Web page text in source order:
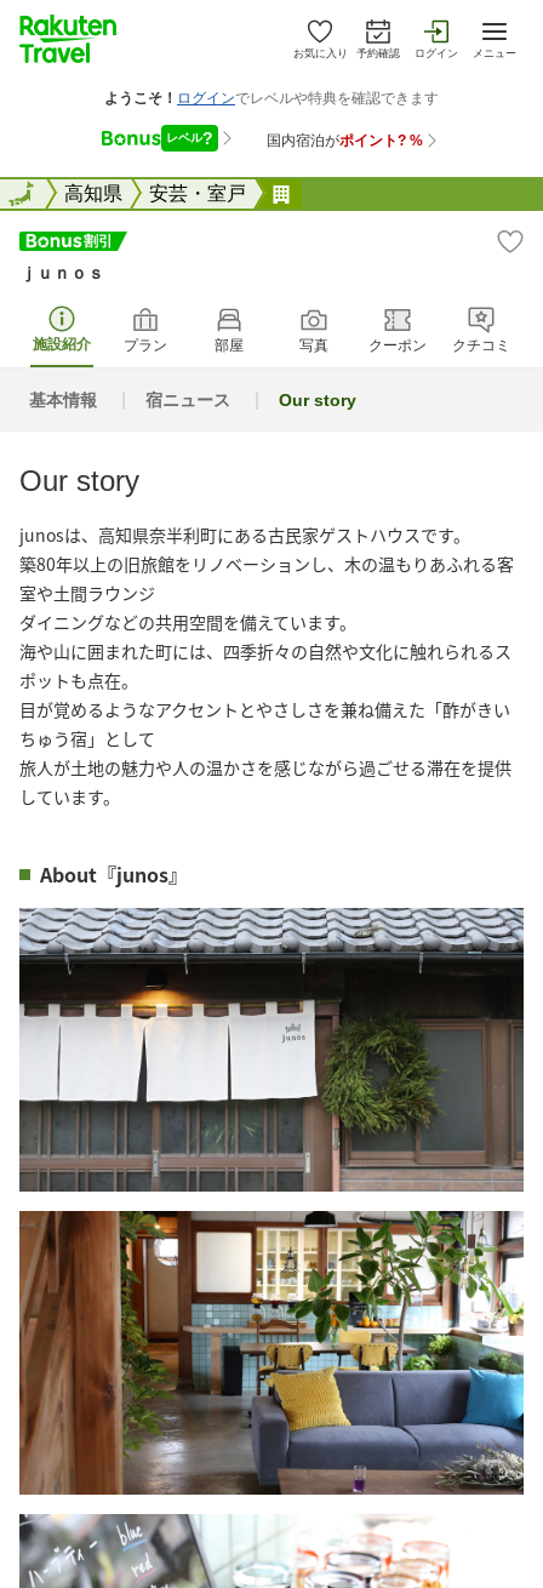
お気に入り 予約確認 ログイン メニュー
全国高知県 安芸・室戸
全国
ｊｕｎｏｓ
施設紹介 プラン 部屋 写真 クーポン クチコミ
基本情報 宿ニュース Our story
Our story
junosは、高知県奈半利町にある古民家ゲストハウスです。
築80年以上の旧旅館をリノベーションし、木の温もりあふれる客
室や土間ラウンジ
ダイニングなどの共用空間を備えています。
海や山に囲まれた町には、四季折々の自然や文化に触れられるス
ポットも点在。
目が覚めるようなアクセントとやさしさを兼ね備えた「酢がきい
ちゅう宿」として
旅人が土地の魅力や人の温かさを感じながら過ごせる滞在を提供
しています。
About『junos』